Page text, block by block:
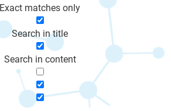
Exact matches only
Search in title
Search in content